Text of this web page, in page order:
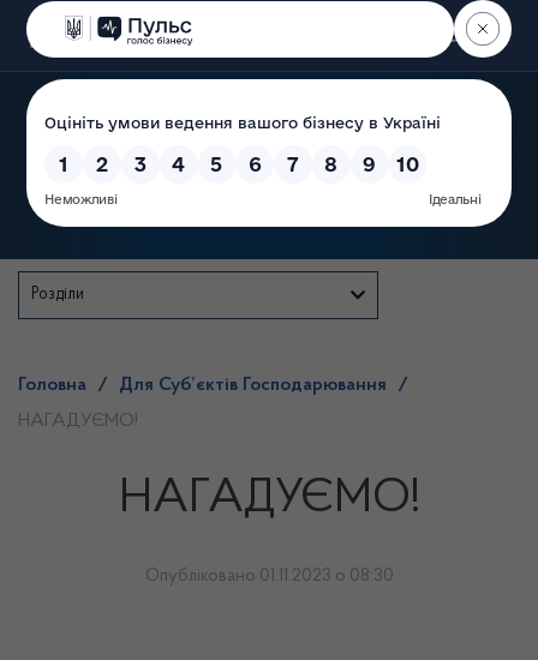
Пошук
Розділи
Головна / Для Суб’єктів Господарювання
/
НАГАДУЄМО!
НАГАДУЄМО!
Опубліковано 01.11.2023 о 08:30